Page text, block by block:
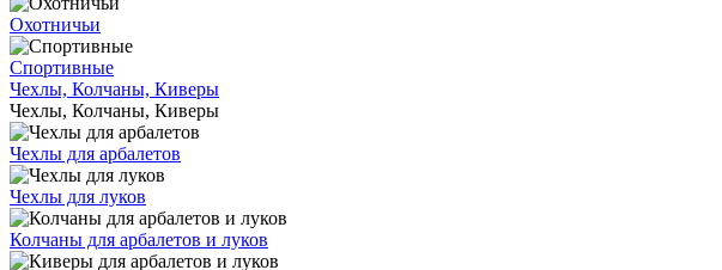
Охотничьи
Спортивные
Чехлы, Колчаны, Киверы
Чехлы, Колчаны, Киверы
Чехлы для арбалетов
Чехлы для луков
Колчаны для арбалетов и луков